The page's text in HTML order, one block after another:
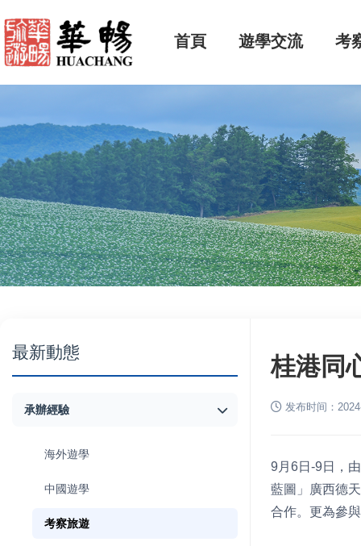
首頁 遊學交流 考
最新動態
承辦經驗
海外遊學
中國遊學
考察旅遊
桂港同
发布时间：
9月6日-9日，
藍圖」廣西德
合作。更為參